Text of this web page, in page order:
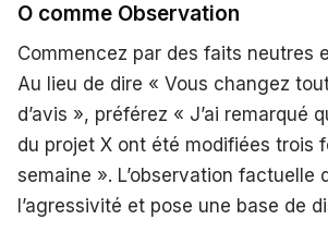
O comme Observation
Commencez par des faits neutres
Au lieu de dire « Vous changez
d’avis », préférez « J’ai remarqué
du projet X ont été modifiées trois
semaine ». L’observation factuelle
l’agressivité et pose une base de